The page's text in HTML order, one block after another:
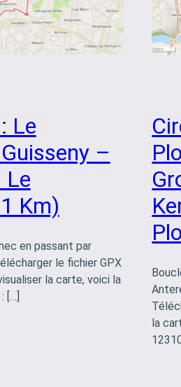
Le
–
Le
Km)
en passant par
le fichier GPX
la carte, voici la
[…]
la